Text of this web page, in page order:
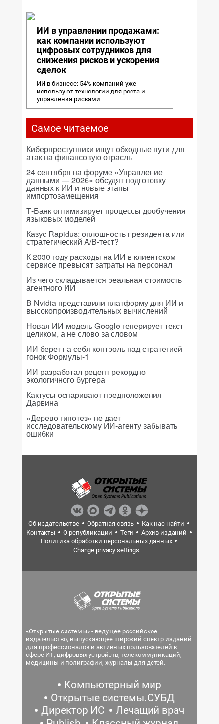
ИИ в управлении продажами:
как компании используют
цифровых сотрудников для
снижения рисков и ускорения
сделок
ИИ в бизнесе: 54% компаний уже
используют технологии для роста и
управления рисками
Самое читаемое
Киберпреступники ищут обходные пути для
атак на финансовую отрасль
24 сентября на форуме «Управление
данными — 2026» обсудят подготовку
данных к ИИ и новые этапы
импортозамещения
Т-Банк оптимизирует процессы дообучения
языковых моделей
Казус Rapidus: оплошность президента или
стратегический A/B-тест?
К 2030 году расходы на ИИ в клиентском
сервисе превысят затраты на персонал
Из чего складывается реальная стоимость
агентного ИИ
В Nvidia представили платформу для ИИ и
высокопроизводительных вычислений
Новая ИИ-модель Google генерирует текст
целиком, а не слово за словом
ИИ берет на себя контроль над стратегией
гонок Формулы-1
ИИ разработал рецепт рекордно
экологичного бургера
Кактусы оспаривают предположения
Дарвина
«Дерево гипотез» не дает
исследовательскому ИИ-агенту забывать
ошибки
Об издательстве Обратная связь
Как нас найти
Контакты
О републикации Теги
Архив изданий
Политика обработки персональных данных
Change privacy settings
«Открытые системы» - ведущее российское
издательство, выпускающее широкий спектр изданий
для профессионалов и активных пользователей в
сфере ИТ, цифровых устройств, телекоммуникаций,
медицины и полиграфии, журналы для детей.
Компьютерный мир
Открытые системы.СУБД
Директор ИС
Лечащий врач